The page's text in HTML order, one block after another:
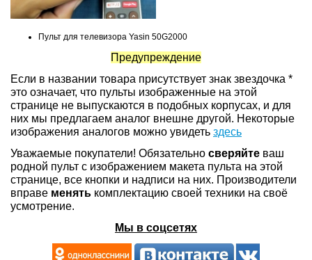
Пульт для телевизора Yasin 50G2000
Предупреждение
Если в названии товара присутствует знак звездочка *
это означает, что пульты изображенные на этой
странице не выпускаются в подобных корпусах, и для
них мы предлагаем аналог внешне другой. Некоторые
изображения аналогов можно увидеть здесь
Уважаемые покупатели! Обязательно сверяйте ваш
родной пульт с изображением макета пульта на этой
странице, все кнопки и надписи на них. Производители
вправе менять комплектацию своей техники на своё
усмотрение.
Мы в соцсетях